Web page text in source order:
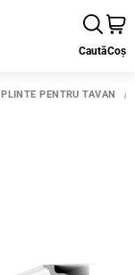
CautăCoș
PLINTE PENTRU TAVAN